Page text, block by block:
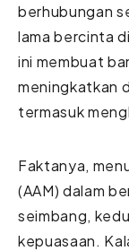
berhubungan
lama bercinta
ini membuat
meningkatkan
termasuk
Faktanya,
(AAM) dalam
seimbang,
kepuasaan.